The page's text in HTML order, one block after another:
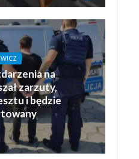
na
zarzuty,
i będzie